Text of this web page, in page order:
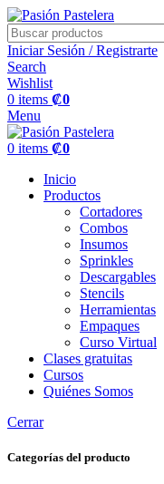
Iniciar Sesión / Registrarte
Search
Wishlist
0 items ₡0
Menu
0 items ₡0
Inicio
Productos
Cortadores
Combos
Insumos
Sprinkles
Descargables
Stencils
Herramientas
Empaques
Curso Virtual
Clases gratuitas
Cursos
Quiénes Somos
Cerrar
Categorías del producto